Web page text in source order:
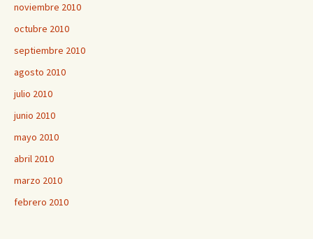
noviembre 2010
octubre 2010
septiembre 2010
agosto 2010
julio 2010
junio 2010
mayo 2010
abril 2010
marzo 2010
febrero 2010